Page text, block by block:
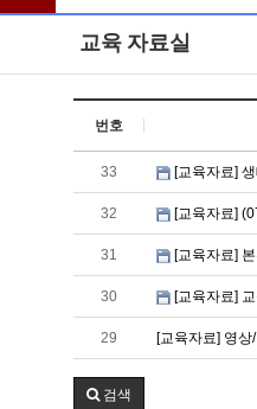
교육 자료실
번호
33 [교육자료]
32 [교육자료]
31 [교육자료]
30 [교육자료]
29 [교육자료] 영
검색